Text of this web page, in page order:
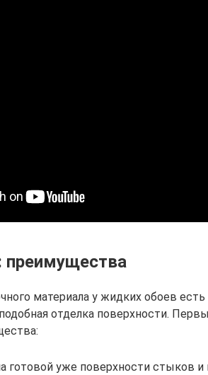
материала у жидких обоев
отделка поверхности.
готовой уже поверхности стыков